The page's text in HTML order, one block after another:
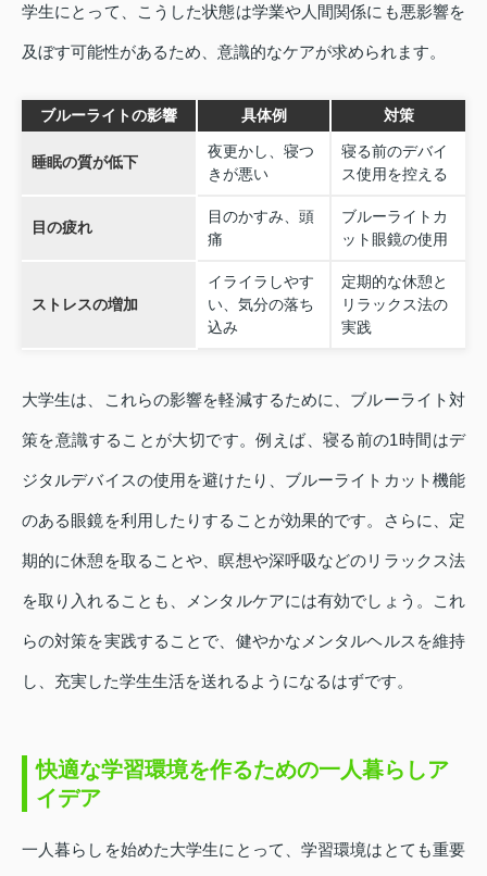
学生にとって、こうした状態は学業や人間関係にも悪影響を
及ぼす可能性があるため、意識的なケアが求められます。
ブルーライトの影響 具体例 対策
睡眠の質が低下
夜更かし、寝つ
きが悪い
寝る前のデバイ
ス使用を控える
目の疲れ
目のかすみ、頭
痛
ブルーライトカ
ット眼鏡の使用
ストレスの増加
イライラしやす
い、気分の落ち
込み
定期的な休憩と
リラックス法の
実践
大学生は、これらの影響を軽減するために、ブルーライト対
策を意識することが大切です。例えば、寝る前の1時間はデ
ジタルデバイスの使用を避けたり、ブルーライトカット機能
のある眼鏡を利用したりすることが効果的です。さらに、定
期的に休憩を取ることや、瞑想や深呼吸などのリラックス法
を取り入れることも、メンタルケアには有効でしょう。これ
らの対策を実践することで、健やかなメンタルヘルスを維持
し、充実した学生生活を送れるようになるはずです。
快適な学習環境を作るための一人暮らしア
イデア
一人暮らしを始めた大学生にとって、学習環境はとても重要